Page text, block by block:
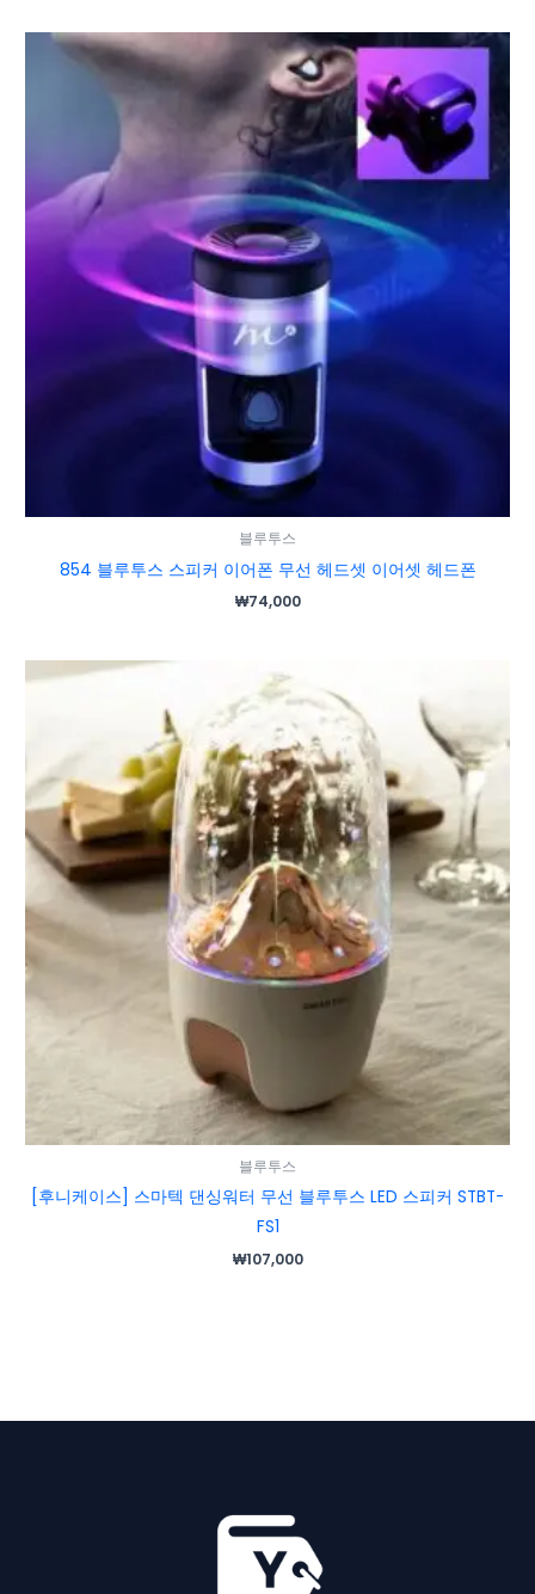
블루투스
854 블루투스 스피커 이어폰 무선 헤드셋 이어셋 헤드폰
₩74,000
블루투스
[후니케이스] 스마텍 댄싱워터 무선 블루투스 LED 스피커 STBT-
FS1
₩107,000